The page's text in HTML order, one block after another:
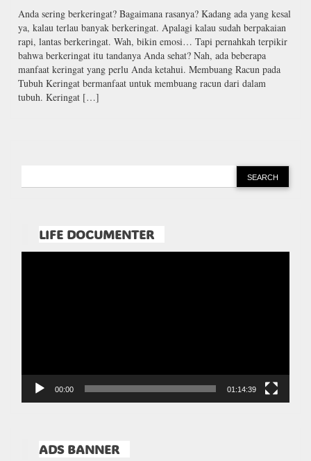
Anda sering berkeringat? Bagaimana rasanya? Kadang ada yang kesal
ya, kalau terlau banyak berkeringat. Apalagi kalau sudah berpakaian
rapi, lantas berkeringat. Wah, bikin emosi… Tapi pernahkah terpikir
bahwa berkeringat itu tandanya Anda sehat? Nah, ada beberapa
manfaat keringat yang perlu Anda ketahui. Membuang Racun pada
Tubuh Keringat bermanfaat untuk membuang racun dari dalam
tubuh. Keringat […]
LIFE DOCUMENTER
00:00 01:14:39
ADS BANNER